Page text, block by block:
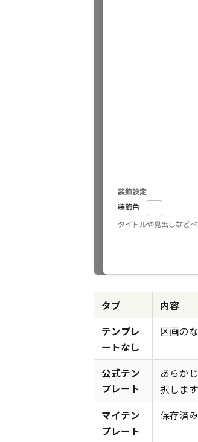
タブ
内容
テンプレ
ートなし
区画の
公式テン
プレート
あらか
択しま
マイテン
プレート
保存済